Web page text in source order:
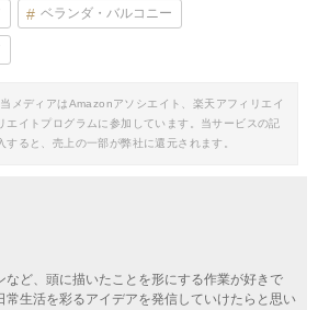
ベランダ・バルコニー
メディアはAmazonアソシエイト、楽天アフィリエイ
エイトプログラムに参加しています。当サービスの記
ると、売上の一部が弊社に還元されます。
など、頭に描いたことを形にする作業が好きで
常生活を彩るアイデアを発信していけたらと思い